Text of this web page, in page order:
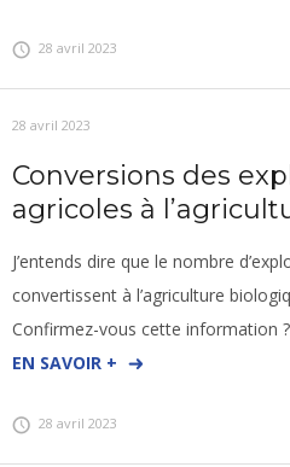
28 avril 2023
28 avril 2023
Conversions des
agricoles à
J’entends dire que le nombre
convertissent à l’agriculture
Confirmez-vous cette information ?
EN SAVOIR +
28 avril 2023